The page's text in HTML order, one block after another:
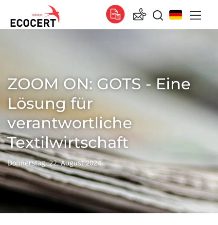
ZOOM ON: GOTS - Eine
Lösung für
verantwortliche
Textilwirtschaft
Donnerstag, 22. August 2024